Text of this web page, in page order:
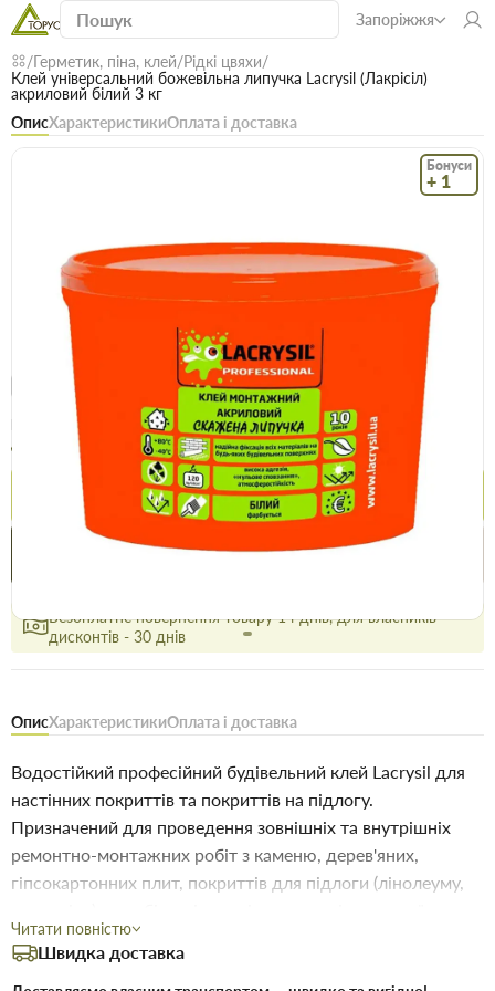
Запоріжжя
Герметик, піна, клей Рідкі цвяхи
Клей універсальний божевільна липучка Lacrysil (Лакрісіл)
акриловий білий 3 кг
ОписХарактеристикиОплата і доставка
Бонуси
+ 1
Код: 10681
Клей універсальний божевільна липучка
Lacrysil (Лакрісіл) акриловий білий 3 кг
Безкоштовна доставка! Від 15000 грн єВідновлення Доставка НП
469.9 грн
Опт
439.9 грн
Купити
Знайшли
Акції
Безоплатне повернення товару 14 днів, для власників
дисконтів - 30 днів
ОписХарактеристикиОплата і доставка
Водостійкий професійний будівельний клей Lacrysil для
настінних покриттів та покриттів на підлогу.
Призначений для проведення зовнішніх та внутрішніх
ремонтно-монтажних робіт з каменю, дерев'яних,
гіпсокартонних плит, покриттів для підлоги (лінолеуму,
до основ з каменю, цегли, ОСБ, а також бетонних,
цегляних, металевих, дерев'яних. та інших поверхонь.
Читати повністю
Швидка доставка